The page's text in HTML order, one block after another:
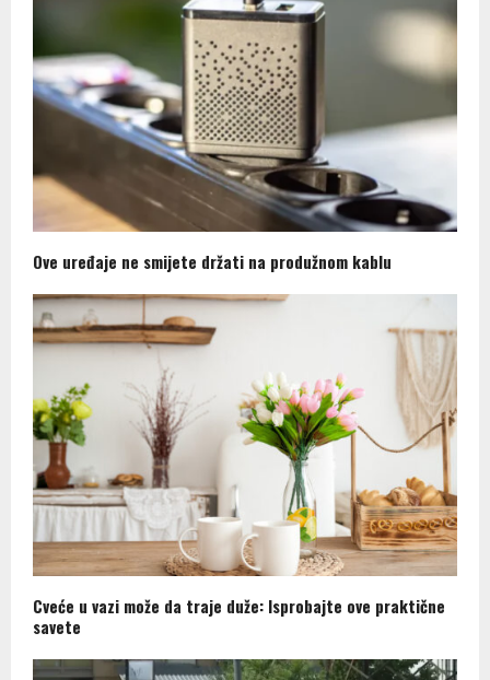
Ove uređaje ne smijete držati na produžnom kablu
Cveće u vazi može da traje duže: Isprobajte ove praktične
savete